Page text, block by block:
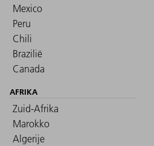
Mexico
Peru
Chili
Brazilië
Canada
AFRIKA
Zuid-Afrika
Marokko
Algerije